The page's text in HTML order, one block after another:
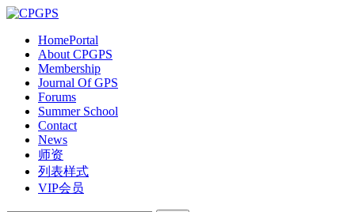
HomePortal
About CPGPS
Membership
Journal Of GPS
Forums
Summer School
Contact
News
师资
列表样式
VIP会员